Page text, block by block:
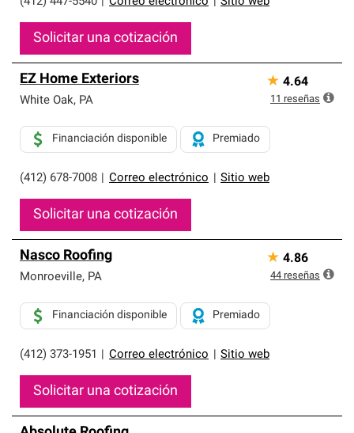
Solicitar una cotización
EZ Home Exteriors
White Oak, PA
(412) 678-7008 Correo electrónico Sitio web
Financiación disponible Premiado
Solicitar una cotización
★ 4.64
11 reseñas
Nasco Roofing
Monroeville, PA
(412) 373-1951 Correo electrónico Sitio web
Financiación disponible Premiado
Solicitar una cotización
★ 4.86
44 reseñas